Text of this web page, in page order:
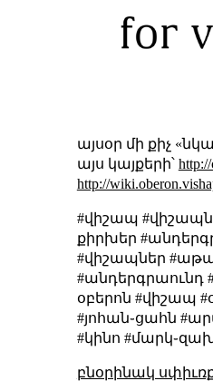
այսօր մի քիչ
այս կայքերի՝
http://
#վիշապ
քիրխեր
#վիշապներ
#անդերգրաունդ
օբերոն #վիշապ
#յոհան֊ցահն
#կինո
բնօրինակ